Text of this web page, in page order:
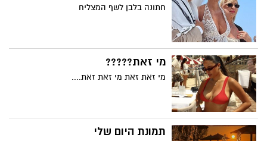
חתונה בלבן לשף המצליח
מי זאת?????
מי זאת זאת מי זאת זאת....
תמונת היום שלי